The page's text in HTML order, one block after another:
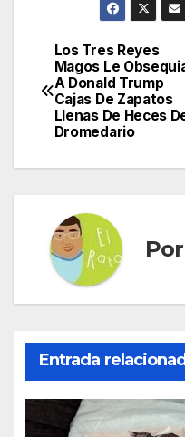
de
entradas
Los Tres Reyes
Magos Le
A Donald Trump
Cajas De Zapatos
Llenas De Heces
Dromedario
Por
Entrada